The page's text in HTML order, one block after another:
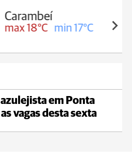
Carambeí
max 18°C min 17°C
em Ponta
vagas desta sexta